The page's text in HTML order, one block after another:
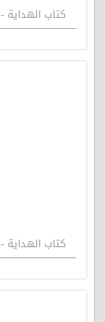
كتاب الهداية - 17
كتاب الهداية - 16